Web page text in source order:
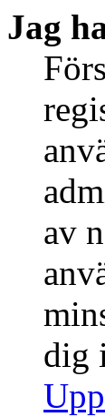
Jag
av
dig
Upp